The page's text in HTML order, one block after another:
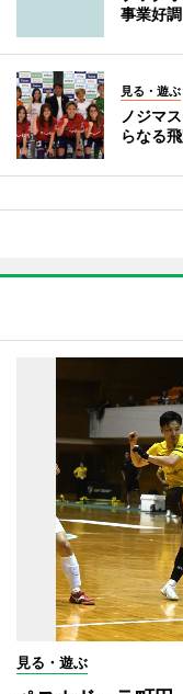
事業好調
見る・遊ぶ
ノジマ
らなる
見る・遊ぶ